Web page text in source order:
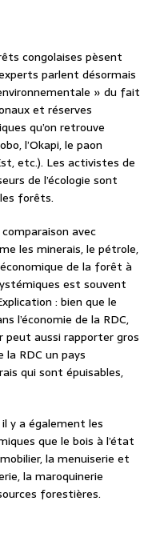
congolaises pèsent
parlent désormais
» du fait
et réserves
qu’on retrouve
l’Okapi, le paon
etc.). Les activistes de
de l’écologie sont
forêts.
avec
les minerais, le pétrole,
de la forêt à
est souvent
: bien que le
l’économie de la RDC,
aussi rapporter gros
RDC un pays
qui sont épuisables,
y a également les
que le bois à l’état
la menuiserie et
la maroquinerie
forestières.